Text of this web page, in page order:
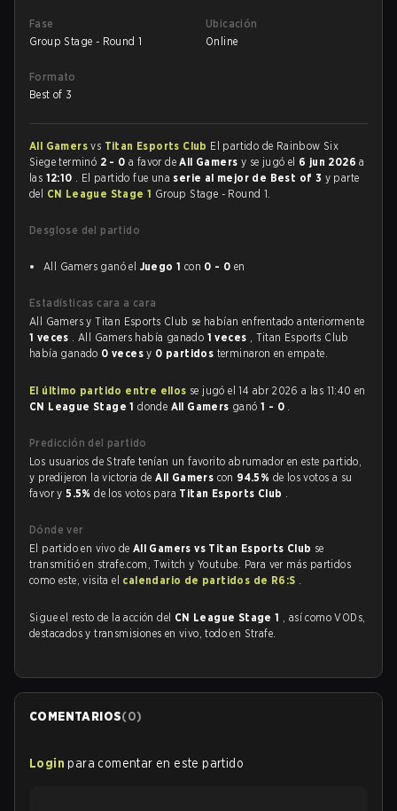
Fase
Group Stage - Round 1
Ubicación
Online
Formato
Best of 3
All Gamersvs Titan Esports Club El partido de Rainbow Six
Siege terminó 2 - 0 a favor deAll Gamers y se jugó el 6 jun 2026a
las 12:10 . El partido fue una serie al mejor de Best of 3 y parte
del CN League Stage 1 Group Stage - Round 1.
Desglose del partido
All Gamers ganó el Juego 1 con 0 - 0 en
Estadísticas cara a cara
All Gamers y Titan Esports Club se habían enfrentado anteriormente
1 veces . All Gamers había ganado 1 veces , Titan Esports Club
había ganado 0 vecesy 0 partidos terminaron en empate.
El último partido entre ellos se jugó el 14 abr 2026 a las 11:40 en
CN League Stage 1donde All Gamers ganó1 - 0 .
Predicción del partido
Los usuarios de Strafe tenían un favorito abrumador en este partido,
y predijeron la victoria deAll Gamers con 94.5% de los votos a su
favor y5.5%de los votos para Titan Esports Club .
Dónde ver
El partido en vivo de All Gamers vs Titan Esports Club se
transmitió en strafe.com, Twitch y Youtube. Para ver más partidos
como este, visita el calendario de partidos de R6:S .
Sigue el resto de la acción del CN League Stage 1 , así como VODs,
destacados y transmisiones en vivo, todo en Strafe.
COMENTARIOS(0)
Login para comentar en este partido